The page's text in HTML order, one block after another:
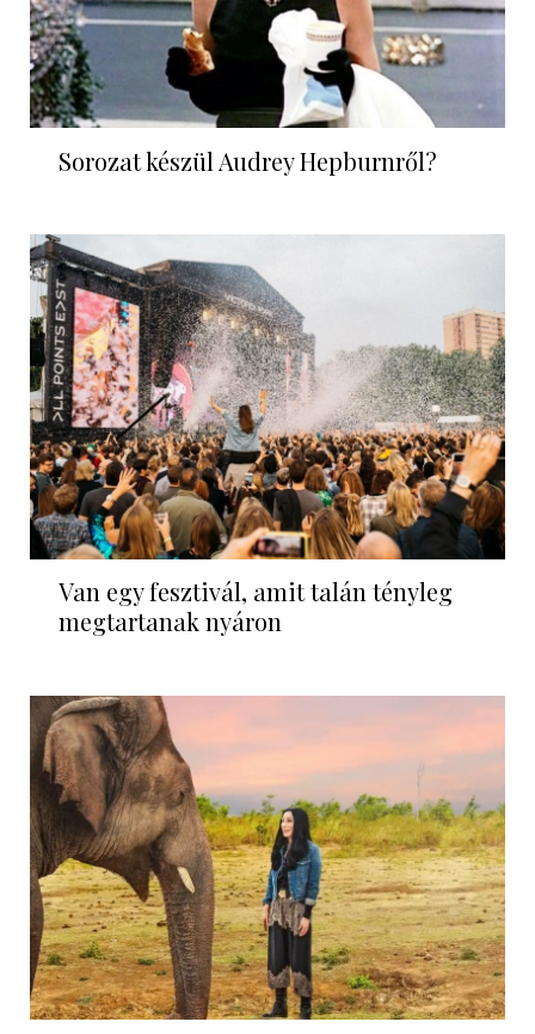
Sorozat készül Audrey Hepburnről?
Van egy fesztivál, amit talán tényleg
megtartanak nyáron